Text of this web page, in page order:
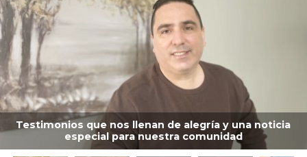
Testimonios que nos llenan de alegría y una noticia
especial para nuestra comunidad